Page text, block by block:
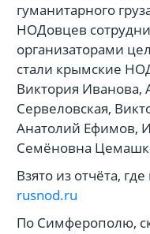
гуманитарного
НОДовцев
организаторами
стали крымские
Виктория
Сервеловская,
Анатолий Ефимов,
Семёновна
Взято из отчёта,
rusnod.ru
По Симферополю,